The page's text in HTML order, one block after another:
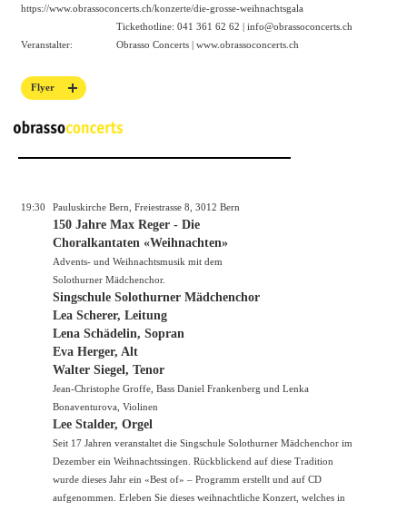
https://www.obrassoconcerts.ch/konzerte/die-grosse-weihnachtsgala
Tickethotline: 041 361 62 62 | info@obrassoconcerts.ch
Veranstalter:
Obrasso Concerts | www.obrassoconcerts.ch
Flyer
19:30 Pauluskirche Bern, Freiestrasse 8, 3012 Bern
150 Jahre Max Reger - Die
Choralkantaten «Weihnachten»
Advents- und Weihnachtsmusik mit dem
Solothurner Mädchenchor.
Singschule Solothurner Mädchenchor
Lea Scherer, Leitung
Lena Schädelin, Sopran
Eva Herger, Alt
Walter Siegel, Tenor
Jean-Christophe Groffe, Bass Daniel Frankenberg und Lenka
Bonaventurova, Violinen
Lee Stalder, Orgel
Seit 17 Jahren veranstaltet die Singschule Solothurner Mädchenchor im
Dezember ein Weihnachtssingen. Rückblickend auf diese Tradition
wurde dieses Jahr ein «Best of» – Programm erstellt und auf CD
aufgenommen. Erleben Sie dieses weihnachtliche Konzert, welches in